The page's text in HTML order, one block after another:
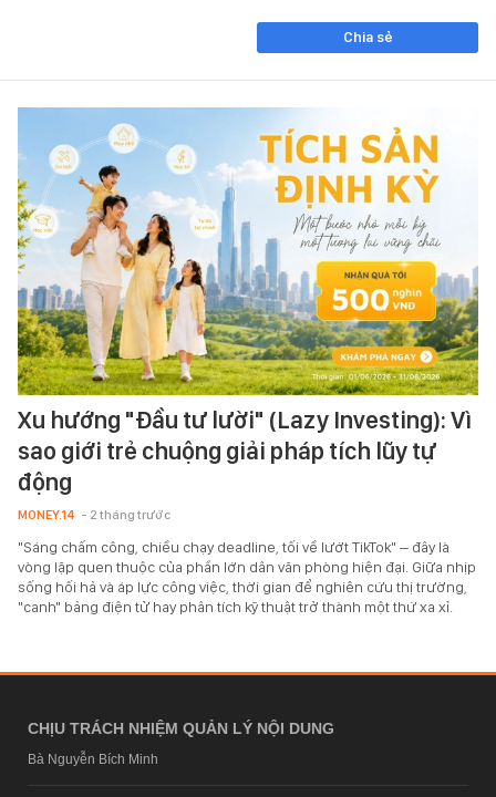
Chia sẻ
Xu hướng "Đầu tư lười" (Lazy Investing): Vì
sao giới trẻ chuộng giải pháp tích lũy tự
động
MONEY.14 - 2 tháng trước
"Sáng chấm công, chiều chạy deadline, tối về lướt TikTok" – đây là
vòng lặp quen thuộc của phần lớn dân văn phòng hiện đại. Giữa nhịp
sống hối hả và áp lực công việc, thời gian để nghiên cứu thị trường,
"canh" bảng điện tử hay phân tích kỹ thuật trở thành một thứ xa xỉ.
CHỊU TRÁCH NHIỆM QUẢN LÝ NỘI DUNG
Bà Nguyễn Bích Minh